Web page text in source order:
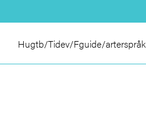
Hugtb/Tidev/Fguide/arterspråk